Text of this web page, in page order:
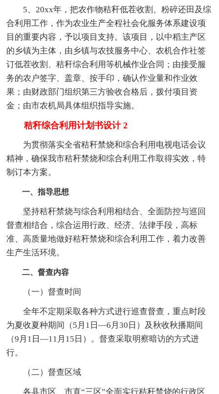
5、20xx年，把农作物秸秆低茬收割、粉碎还田及综
合利用工作，作为农业生产全程社会化服务体系建设项
目的重要内容，予以项目支持。该项目，以中稻主产区
的乡镇为主体，由乡镇与农技服务中心、农机合作社签
订低茬收割、秸秆综合利用等机械作业合同；由接受服
务的农户签字、盖章、按手印，确认作业量和作业效
果；由财政部门组织第三方验收合格后，拨付项目资
金；由市农机局具体组织指导实施。
秸秆综合利用计划书设计 2
为贯彻落实全省秸秆禁烧和综合利用电视电话会议
精神，确保我市秸秆禁烧和综合利用工作取得实效，特
制订本方案。
一、指导思想
坚持秸秆禁烧与综合利用相结合、全面防控与巡回
督查相结合，综合运用行政、经济、法律手段，高标
准、高质量地做好秸秆禁烧和综合利用工作，着力改善
生产生活环境。
二、督查内容
（一）督查时间
全年不定期采取各种方式进行巡查督查，重点时段
为夏收夏种期间（5月1日—6月30日）及秋收秋播期间
（9月1日—11月15日）。督查采取明察暗访的方式进
行。
（二）督查区域
各县市区、市直“三区”全面实行秸秆禁烧的行政区